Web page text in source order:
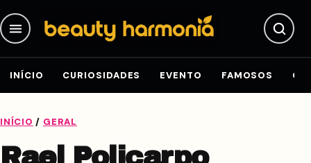
INÍCIO CURIOSIDADES EVENTO FAMOSOS
INÍCIO / GERAL